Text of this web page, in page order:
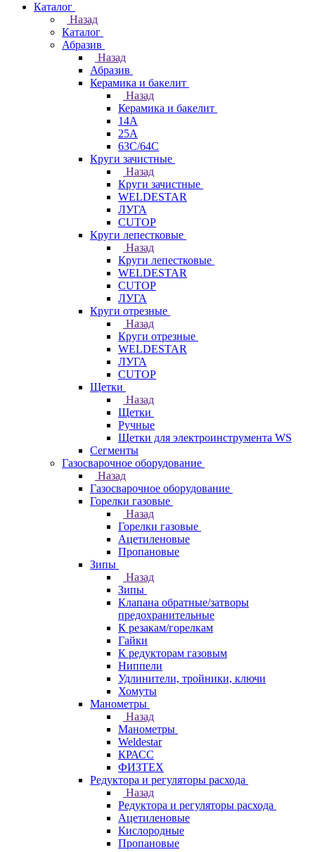
Каталог
Назад
Каталог
Абразив
Назад
Абразив
Керамика и бакелит
Назад
Керамика и бакелит
14А
25А
63С/64С
Круги зачистные
Назад
Круги зачистные
WELDESTAR
ЛУГА
CUTOP
Круги лепестковые
Назад
Круги лепестковые
WELDESTAR
CUTOP
ЛУГА
Круги отрезные
Назад
Круги отрезные
WELDESTAR
ЛУГА
CUTOP
Щетки
Назад
Щетки
Ручные
Щетки для электроинструмента WS
Сегменты
Газосварочное оборудование
Назад
Газосварочное оборудование
Горелки газовые
Назад
Горелки газовые
Ацетиленовые
Пропановые
Зипы
Назад
Зипы
Клапана обратные/затворы
предохранительные
К резакам/горелкам
Гайки
К редукторам газовым
Ниппели
Удлинители, тройники, ключи
Хомуты
Манометры
Назад
Манометры
Weldestar
КРАСС
ФИЗТЕХ
Редуктора и регуляторы расхода
Назад
Редуктора и регуляторы расхода
Ацетиленовые
Кислородные
Пропановые